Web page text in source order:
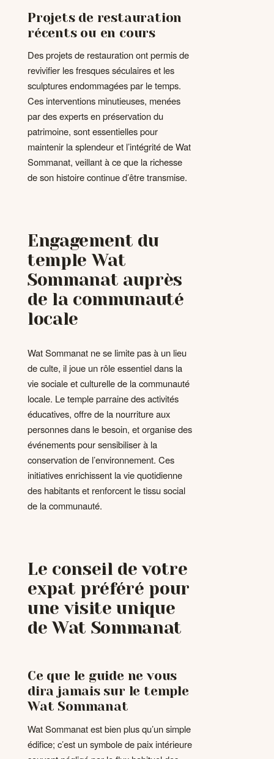
Projets de restauration
récents ou en cours
Des projets de restauration ont permis de
revivifier les fresques séculaires et les
sculptures endommagées par le temps.
Ces interventions minutieuses, menées
par des experts en préservation du
patrimoine, sont essentielles pour
maintenir la splendeur et l’intégrité de Wat
Sommanat, veillant à ce que la richesse
de son histoire continue d’être transmise.
Engagement du
temple Wat
Sommanat auprès
de la communauté
locale
Wat Sommanat ne se limite pas à un lieu
de culte, il joue un rôle essentiel dans la
vie sociale et culturelle de la communauté
locale. Le temple parraine des activités
éducatives, offre de la nourriture aux
personnes dans le besoin, et organise des
événements pour sensibiliser à la
conservation de l’environnement. Ces
initiatives enrichissent la vie quotidienne
des habitants et renforcent le tissu social
de la communauté.
Le conseil de votre
expat préféré pour
une visite unique
de Wat Sommanat
Ce que le guide ne vous
dira jamais sur le temple
Wat Sommanat
Wat Sommanat est bien plus qu’un simple
édifice; c’est un symbole de paix intérieure